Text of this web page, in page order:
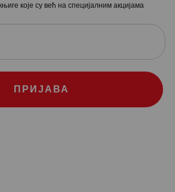
које су већ на специјалним акцијама
ПРИЈАВА